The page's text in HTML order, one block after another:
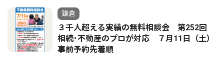
鎌倉
３千人超える実績の無料相談会 第252回
相続･不動産のプロが対応 ７月11日（土）
事前予約先着順